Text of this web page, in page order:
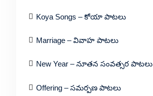
Koya Songs – కోయా పాటలు
Marriage – వివాహ పాటలు
New Year – నూతన సంవత్సర పాటలు
Offering – సమర్పణ పాటలు